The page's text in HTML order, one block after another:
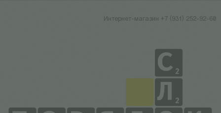
Интернет-магазин +7 (931) 252-92-60